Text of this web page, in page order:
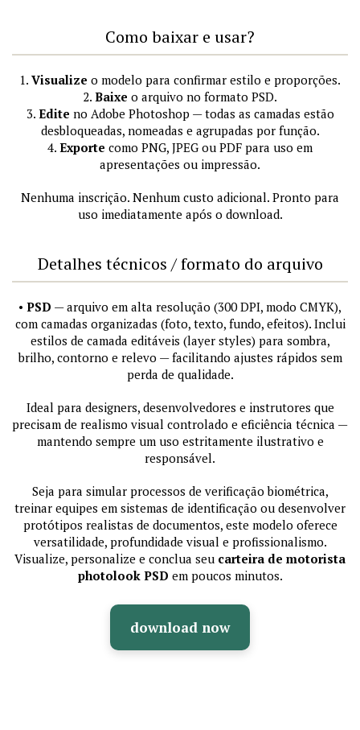
Como baixar e usar?
1. Visualize o modelo para confirmar estilo e proporções.
2. Baixe o arquivo no formato PSD.
3. Edite no Adobe Photoshop — todas as camadas estão
desbloqueadas, nomeadas e agrupadas por função.
4. Exporte como PNG, JPEG ou PDF para uso em
apresentações ou impressão.
Nenhuma inscrição. Nenhum custo adicional. Pronto para
uso imediatamente após o download.
Detalhes técnicos / formato do arquivo
• PSD — arquivo em alta resolução (300 DPI, modo CMYK),
com camadas organizadas (foto, texto, fundo, efeitos). Inclui
estilos de camada editáveis (layer styles) para sombra,
brilho, contorno e relevo — facilitando ajustes rápidos sem
perda de qualidade.
Ideal para designers, desenvolvedores e instrutores que
precisam de realismo visual controlado e eficiência técnica —
mantendo sempre um uso estritamente ilustrativo e
responsável.
Seja para simular processos de verificação biométrica,
treinar equipes em sistemas de identificação ou desenvolver
protótipos realistas de documentos, este modelo oferece
versatilidade, profundidade visual e profissionalismo.
Visualize, personalize e conclua seu carteira de motorista
photolook PSD em poucos minutos.
download now